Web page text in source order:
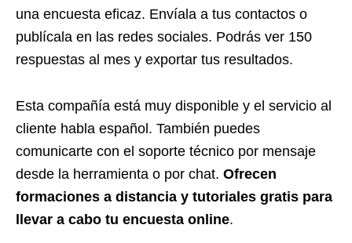
una encuesta eficaz. Envíala a tus contactos o
publícala en las redes sociales. Podrás ver 150
respuestas al mes y exportar tus resultados.
Esta compañía está muy disponible y el servicio al
cliente habla español. También puedes
comunicarte con el soporte técnico por mensaje
desde la herramienta o por chat. Ofrecen
formaciones a distancia y tutoriales gratis para
llevar a cabo tu encuesta online.